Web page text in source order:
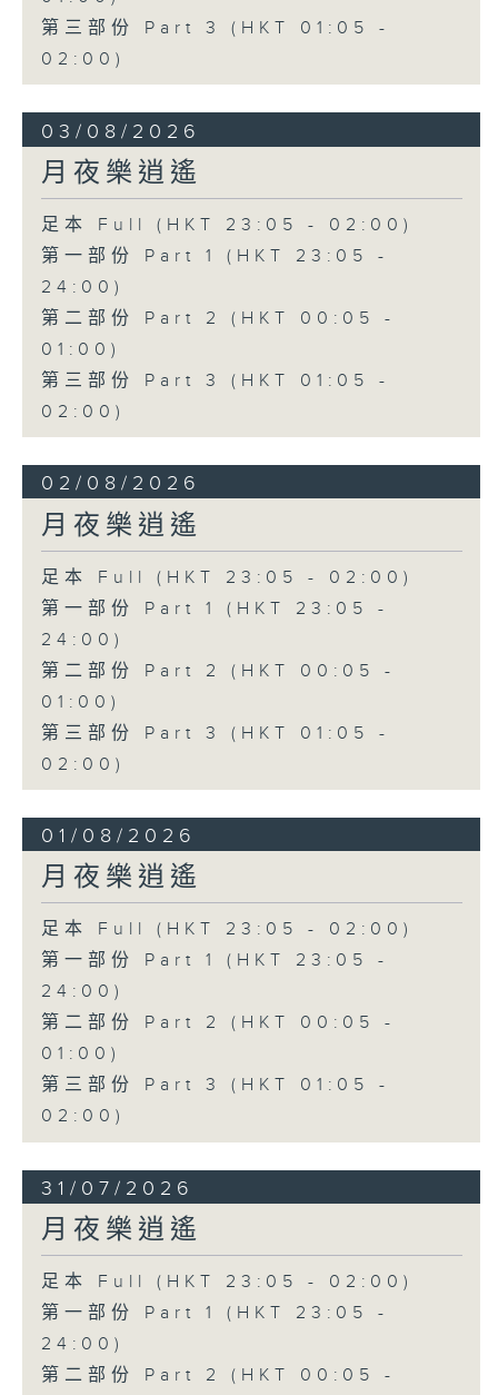
第三部份 Part 3 (HKT 01:05 -
02:00)
03/08/2026
月夜樂逍遙
足本 Full (HKT 23:05 - 02:00)
第一部份 Part 1 (HKT 23:05 -
24:00)
第二部份 Part 2 (HKT 00:05 -
01:00)
第三部份 Part 3 (HKT 01:05 -
02:00)
02/08/2026
月夜樂逍遙
足本 Full (HKT 23:05 - 02:00)
第一部份 Part 1 (HKT 23:05 -
24:00)
第二部份 Part 2 (HKT 00:05 -
01:00)
第三部份 Part 3 (HKT 01:05 -
02:00)
01/08/2026
月夜樂逍遙
足本 Full (HKT 23:05 - 02:00)
第一部份 Part 1 (HKT 23:05 -
24:00)
第二部份 Part 2 (HKT 00:05 -
01:00)
第三部份 Part 3 (HKT 01:05 -
02:00)
31/07/2026
月夜樂逍遙
足本 Full (HKT 23:05 - 02:00)
第一部份 Part 1 (HKT 23:05 -
24:00)
第二部份 Part 2 (HKT 00:05 -